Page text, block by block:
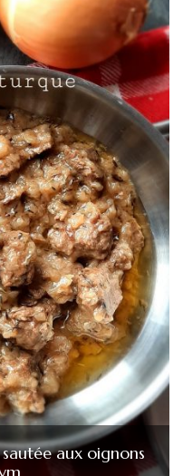
aux oignons